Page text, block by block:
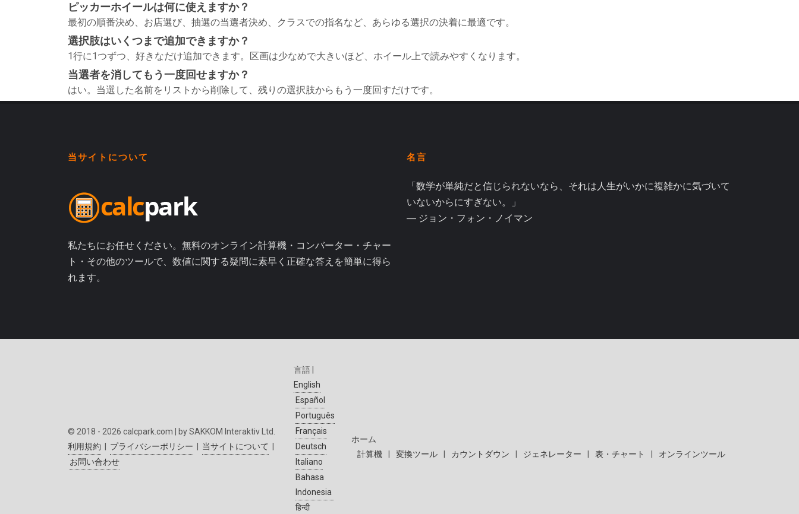
ピッカーホイールは何に使えますか？
最初の順番決め、お店選び、抽選の当選者決め、クラスでの指名など、あらゆる選択の決着に最適です。
選択肢はいくつまで追加できますか？
1行に1つずつ、好きなだけ追加できます。区画は少なめで大きいほど、ホイール上で読みやすくなります。
当選者を消してもう一度回せますか？
はい。当選した名前をリストから削除して、残りの選択肢からもう一度回すだけです。
当サイトについて
私たちにお任せください。無料のオンライン計算機・コンバーター・チャー
ト・その他のツールで、数値に関する疑問に素早く正確な答えを簡単に得ら
れます。
名言
「数学が単純だと信じられないなら、それは人生がいかに複雑かに気づいて
いないからにすぎない。」
― ジョン・フォン・ノイマン
© 2018 - 2026 calcpark.com | by SAKKOM Interaktiv Ltd.
利用規約 | プライバシーポリシー | 当サイトについて |
お問い合わせ
言語 |
English
Español
Português
Français
Deutsch
Italiano
Bahasa
Indonesia
हिन्दी
ホーム
計算機
変換ツール カウントダウン ジェネレーター 表・チャート オンラインツール